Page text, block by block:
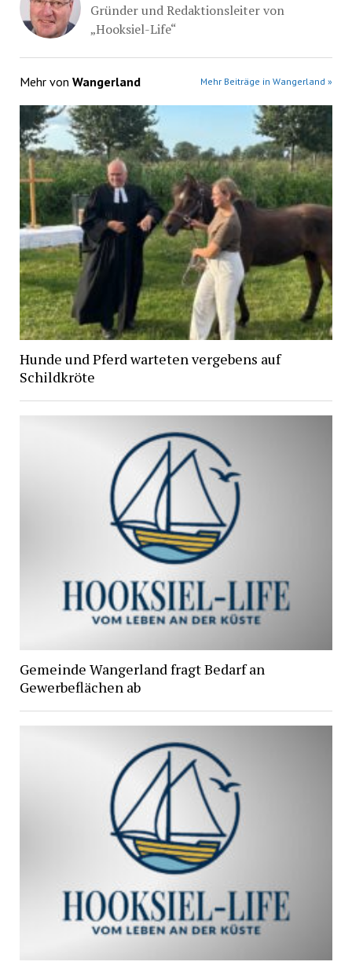
Gründer und Redaktionsleiter von
„Hooksiel-Life“
Mehr von Wangerland Mehr Beiträge in Wangerland »
Hunde und Pferd warteten vergebens auf
Schildkröte
Gemeinde Wangerland fragt Bedarf an
Gewerbeflächen ab